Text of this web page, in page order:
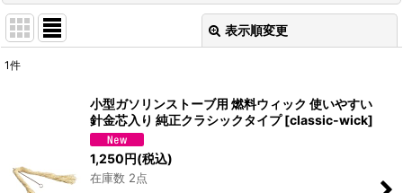
表示順変更
1件
小型ガソリンストーブ用 燃料ウィック 使いやすい
針金芯入り 純正クラシックタイプ [classic-wick]
1,250 円(税込)
在庫数 2点